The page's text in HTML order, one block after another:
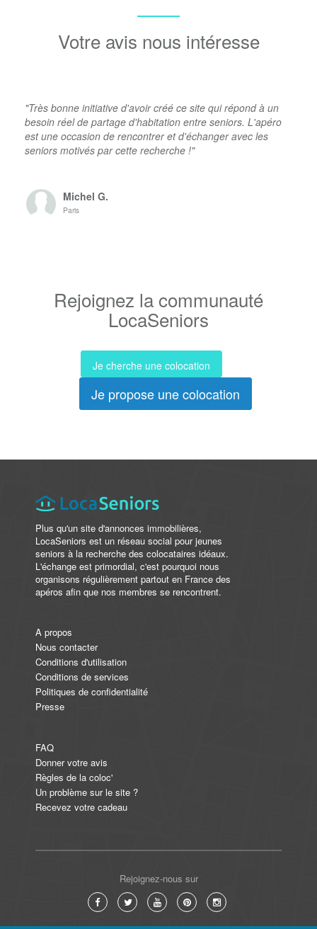
Votre avis nous intéresse
"Très bonne initiative d'avoir créé ce site qui répond à un
besoin réel de partage d'habitation entre seniors. L'apéro
est une occasion de rencontrer et d'échanger avec les
seniors motivés par cette recherche !"
Michel G.
Paris
Rejoignez la communauté
LocaSeniors
Je cherche une colocation
Je propose une colocation
Plus qu'un site d'annonces immobilières,
LocaSeniors est un réseau social pour jeunes
seniors à la recherche des colocataires idéaux.
L'échange est primordial, c'est pourquoi nous
organisons régulièrement partout en France des
apéros afin que nos membres se rencontrent.
A propos
Nous contacter
Conditions d'utilisation
Conditions de services
Politiques de confidentialité
Presse
FAQ
Donner votre avis
Règles de la coloc'
Un problème sur le site ?
Recevez votre cadeau
Rejoignez-nous sur